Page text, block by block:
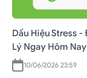
Dấu Hiệu Stress -
Lý Ngay Hôm
10/06/2026 23:59